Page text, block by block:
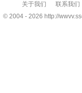
关于我们
联系我们
© 2004 - 2026 http://